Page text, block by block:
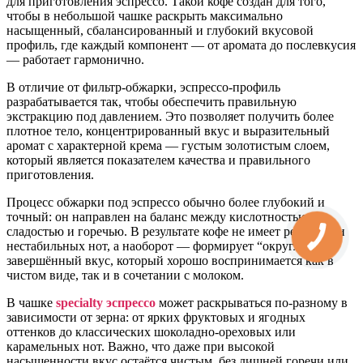
чтобы в небольшой чашке раскрыть максимально
насыщенный, сбалансированный и глубокий вкусовой
профиль, где каждый компонент — от аромата до послевкусия
— работает гармонично.
В отличие от фильтр-обжарки, эспрессо-профиль
разрабатывается так, чтобы обеспечить правильную
экстракцию под давлением. Это позволяет получить более
плотное тело, концентрированный вкус и выразительный
аромат с характерной крема — густым золотистым слоем,
который является показателем качества и правильного
приготовления.
Процесс обжарки под эспрессо обычно более глубокий и
точный: он направлен на баланс между кислотностью,
сладостью и горечью. В результате кофе не имеет резких или
нестабильных нот, а наоборот — формирует “округлый”,
завершённый вкус, который хорошо воспринимается как в
чистом виде, так и в сочетании с молоком.
В чашке specialty эспрессо может раскрываться по-разному в
зависимости от зерна: от ярких фруктовых и ягодных
оттенков до классических шоколадно-ореховых или
карамельных нот. Важно, что даже при высокой